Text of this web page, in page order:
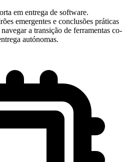
em entrega de software.
emergentes e conclusões práticas
a transição de ferramentas co-
autónomas.